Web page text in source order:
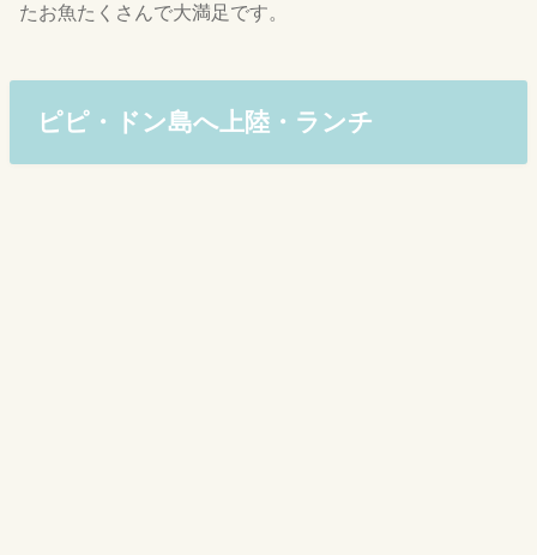
たお魚たくさんで大満足です。
ピピ・ドン島へ上陸・ランチ